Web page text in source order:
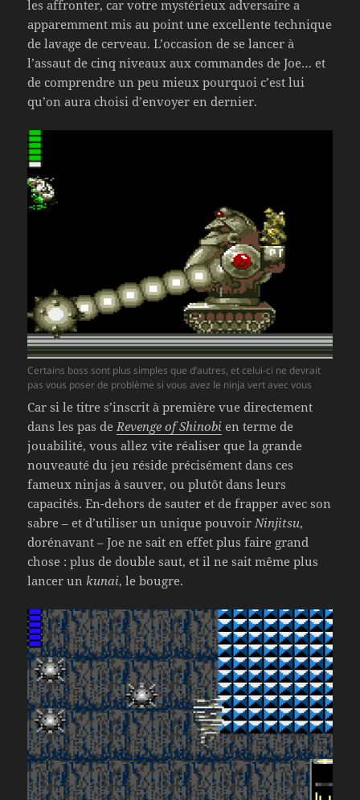
les affronter, car votre mystérieux adversaire a
apparemment mis au point une excellente technique
de lavage de cerveau. L’occasion de se lancer à
l’assaut de cinq niveaux aux commandes de Joe… et
de comprendre un peu mieux pourquoi c’est lui
qu’on aura choisi d’envoyer en dernier.
Certains boss sont plus simples que d’autres, et celui-ci ne devrait
pas vous poser de problème si vous avez le ninja vert avec vous
Car si le titre s’inscrit à première vue directement
dans les pas deRevenge of Shinobi en terme de
jouabilité, vous allez vite réaliser que la grande
nouveauté du jeu réside précisément dans ces
fameux ninjas à sauver, ou plutôt dans leurs
capacités. En-dehors de sauter et de frapper avec son
sabre – et d’utiliser un unique pouvoirNinjitsu,
dorénavant – Joe ne sait en effet plus faire grand
chose : plus de double saut, et il ne sait même plus
lancer unkunai, le bougre.